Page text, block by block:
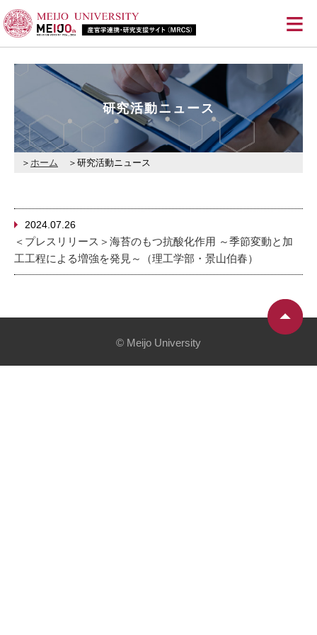
≡
研究活動ニュース
ホーム 研究活動ニュース
2024.07.26
＜プレスリリース＞海苔のもつ抗酸化作用 ～季節変動と加
工工程による増強を発見～（理工学部・景山伯春）
© Meijo University